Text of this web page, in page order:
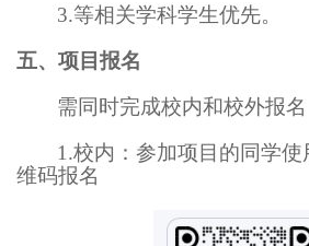
3.等相关学科学生优先。
五、项目报名
需同时完成校内和校外报名
1.校内：参加项目的同学
维码报名